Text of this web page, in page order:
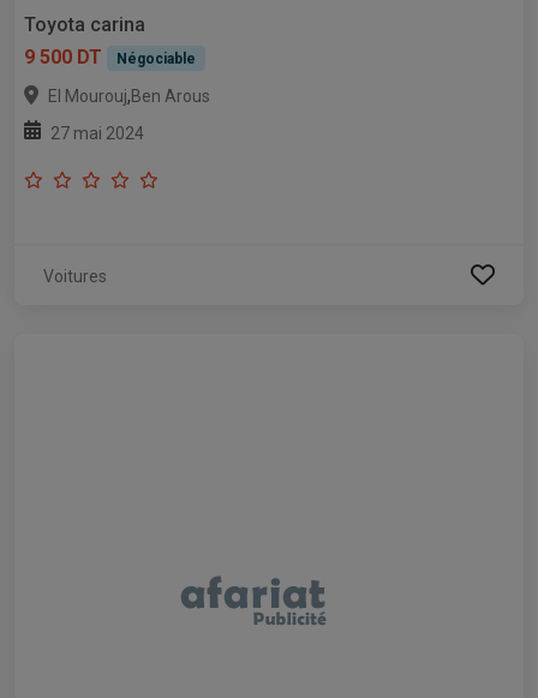
Toyota carina
9 500 DT
Négociable
El Mourouj,Ben Arous
27 mai 2024
Voitures